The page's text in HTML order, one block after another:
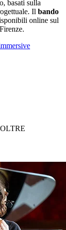
basati sulla
Il bando
online sul
OLTRE